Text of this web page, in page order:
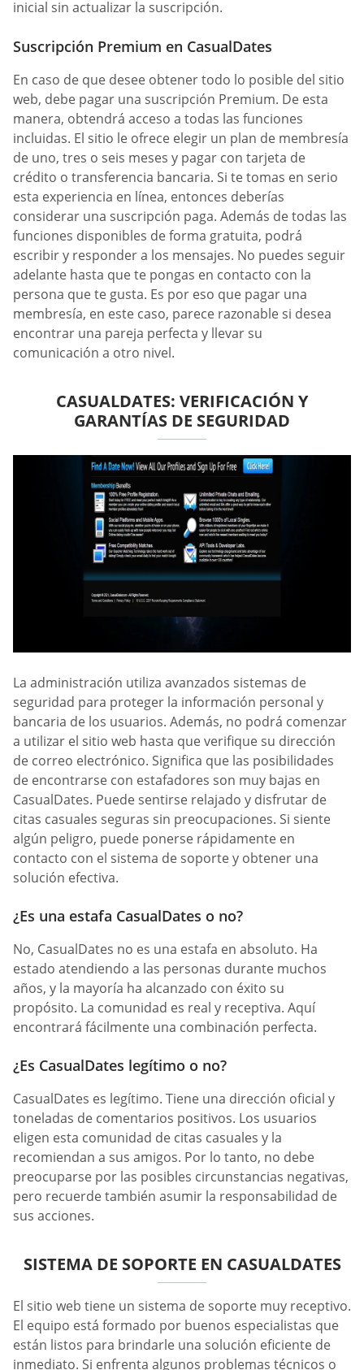
inicial sin actualizar la suscripción.
Suscripción Premium en СasualDates
En caso de que desee obtener todo lo posible del sitio
web, debe pagar una suscripción Premium. De esta
manera, obtendrá acceso a todas las funciones
incluidas. El sitio le ofrece elegir un plan de membresía
de uno, tres o seis meses y pagar con tarjeta de
crédito o transferencia bancaria. Si te tomas en serio
esta experiencia en línea, entonces deberías
considerar una suscripción paga. Además de todas las
funciones disponibles de forma gratuita, podrá
escribir y responder a los mensajes. No puedes seguir
adelante hasta que te pongas en contacto con la
persona que te gusta. Es por eso que pagar una
membresía, en este caso, parece razonable si desea
encontrar una pareja perfecta y llevar su
comunicación a otro nivel.
СASUALDATES: VERIFICACIÓN Y
GARANTÍAS DE SEGURIDAD
La administración utiliza avanzados sistemas de
seguridad para proteger la información personal y
bancaria de los usuarios. Además, no podrá comenzar
a utilizar el sitio web hasta que verifique su dirección
de correo electrónico. Significa que las posibilidades
de encontrarse con estafadores son muy bajas en
CasualDates. Puede sentirse relajado y disfrutar de
citas casuales seguras sin preocupaciones. Si siente
algún peligro, puede ponerse rápidamente en
contacto con el sistema de soporte y obtener una
solución efectiva.
¿Es una estafa СasualDates o no?
No, CasualDates no es una estafa en absoluto. Ha
estado atendiendo a las personas durante muchos
años, y la mayoría ha alcanzado con éxito su
propósito. La comunidad es real y receptiva. Aquí
encontrará fácilmente una combinación perfecta.
¿Es СasualDates legítimo o no?
СasualDates es legítimo. Tiene una dirección oficial y
toneladas de comentarios positivos. Los usuarios
eligen esta comunidad de citas casuales y la
recomiendan a sus amigos. Por lo tanto, no debe
preocuparse por las posibles circunstancias negativas,
pero recuerde también asumir la responsabilidad de
sus acciones.
SISTEMA DE SOPORTE EN СASUALDATES
El sitio web tiene un sistema de soporte muy receptivo.
El equipo está formado por buenos especialistas que
están listos para brindarle una solución eficiente de
inmediato. Si enfrenta algunos problemas técnicos o